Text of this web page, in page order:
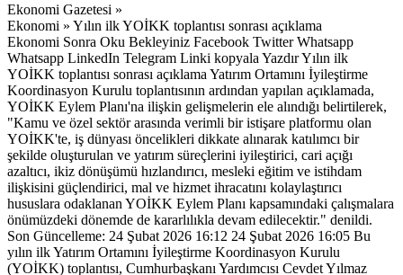
Ekonomi Gazetesi »
Ekonomi » Yılın ilk YOİKK toplantısı sonrası açıklama
Ekonomi Sonra Oku Bekleyiniz Facebook Twitter Whatsapp
Whatsapp LinkedIn Telegram Linki kopyala Yazdır Yılın ilk
YOİKK toplantısı sonrası açıklama Yatırım Ortamını İyileştirme
Koordinasyon Kurulu toplantısının ardından yapılan açıklamada,
YOİKK Eylem Planı'na ilişkin gelişmelerin ele alındığı belirtilerek,
"Kamu ve özel sektör arasında verimli bir istişare platformu olan
YOİKK'te, iş dünyası öncelikleri dikkate alınarak katılımcı bir
şekilde oluşturulan ve yatırım süreçlerini iyileştirici, cari açığı
azaltıcı, ikiz dönüşümü hızlandırıcı, mesleki eğitim ve istihdam
ilişkisini güçlendirici, mal ve hizmet ihracatını kolaylaştırıcı
hususlara odaklanan YOİKK Eylem Planı kapsamındaki çalışmalara
önümüzdeki dönemde de kararlılıkla devam edilecektir." denildi.
Son Güncelleme: 24 Şubat 2026 16:12 24 Şubat 2026 16:05 Bu
yılın ilk Yatırım Ortamını İyileştirme Koordinasyon Kurulu
(YOİKK) toplantısı, Cumhurbaşkanı Yardımcısı Cevdet Yılmaz